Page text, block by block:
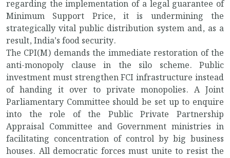
regarding the implementation of a legal guarantee of
Minimum Support Price, it is undermining the
strategically vital public distribution system and, as a
result, India’s food security.
The CPI(M) demands the immediate restoration of the
anti-monopoly clause in the silo scheme. Public
investment must strengthen FCI infrastructure instead
of handing it over to private monopolies. A Joint
Parliamentary Committee should be set up to enquire
into the role of the Public Private Partnership
Appraisal Committee and Government ministries in
facilitating concentration of control by big business
houses. All democratic forces must unite to resist the